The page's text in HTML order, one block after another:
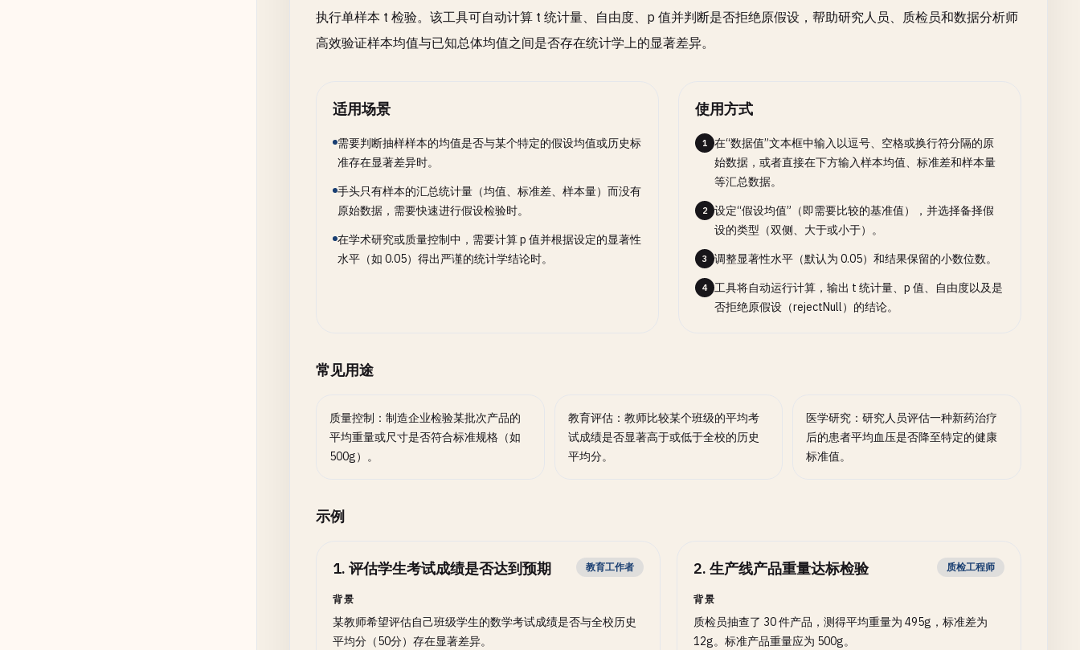
执行单样本 t 检验。该工具可自动计算 t 统计量、自由度、p 值并判断是否拒绝原假设，帮助研究人员、质检员和数据分析师
高效验证样本均值与已知总体均值之间是否存在统计学上的显著差异。
适用场景
需要判断抽样样本的均值是否与某个特定的假设均值或历史标
准存在显著差异时。
手头只有样本的汇总统计量（均值、标准差、样本量）而没有
原始数据，需要快速进行假设检验时。
在学术研究或质量控制中，需要计算 p 值并根据设定的显著性
水平（如 0.05）得出严谨的统计学结论时。
使用方式
1
在“数据值”文本框中输入以逗号、空格或换行符分隔的原
始数据，或者直接在下方输入样本均值、标准差和样本量
等汇总数据。
2
设定“假设均值”（即需要比较的基准值），并选择备择假
设的类型（双侧、大于或小于）。
3 调整显著性水平（默认为 0.05）和结果保留的小数位数。
4
工具将自动运行计算，输出 t 统计量、p 值、自由度以及是
否拒绝原假设（rejectNull）的结论。
常见用途
质量控制：制造企业检验某批次产品的
平均重量或尺寸是否符合标准规格（如
500g）。
教育评估：教师比较某个班级的平均考
试成绩是否显著高于或低于全校的历史
平均分。
医学研究：研究人员评估一种新药治疗
后的患者平均血压是否降至特定的健康
标准值。
示例
1. 评估学生考试成绩是否达到预期 教育工作者
背景
某教师希望评估自己班级学生的数学考试成绩是否与全校历史
平均分（50分）存在显著差异。
2. 生产线产品重量达标检验 质检工程师
背景
质检员抽查了 30 件产品，测得平均重量为 495g，标准差为
12g。标准产品重量应为 500g。